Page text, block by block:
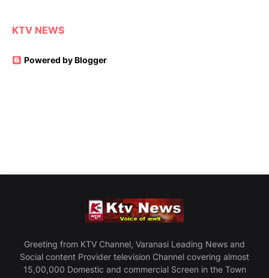
KTV NEWS
Powered by Blogger
Greeting from KTV Channel, Varanasi Leading News and
Social content Provider television Channel covering almost
15,00,000 Domestic and commercial Screen in the Town